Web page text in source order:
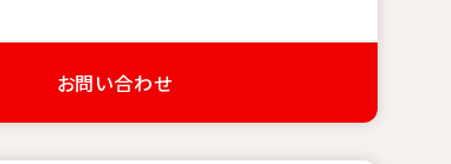
お問い合わせ